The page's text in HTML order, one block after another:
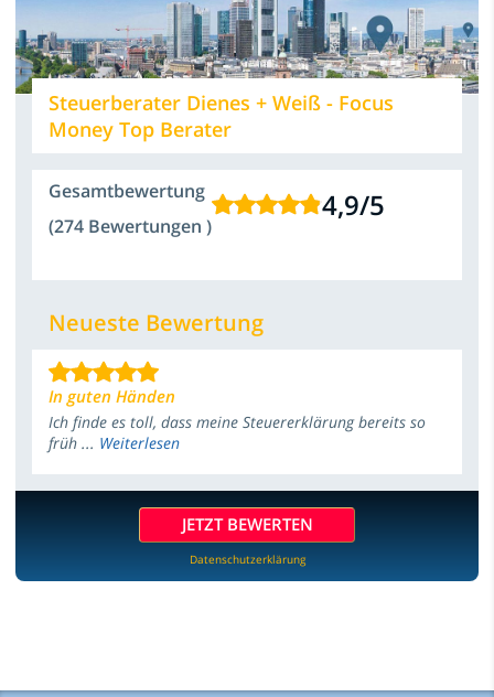
Steuerberater Dienes + Weiß - Focus
Money Top Berater
Gesamtbewertung
(274 Bewertungen )
4,9/5
Neueste Bewertung
In guten Händen
Ich finde es toll, dass meine Steuererklärung bereits so
früh ... Weiterlesen
JETZT BEWERTEN
Datenschutzerklärung